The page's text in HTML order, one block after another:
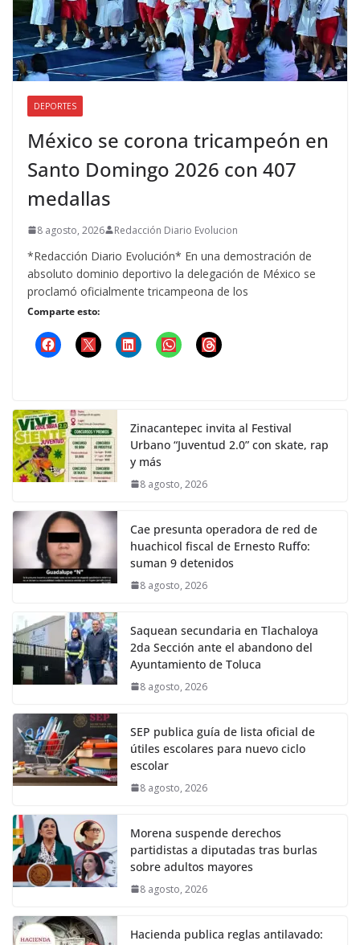
DEPORTES
México se corona tricampeón en
Santo Domingo 2026 con 407
medallas
8 agosto, 2026 Redacción Diario Evolucion
*Redacción Diario Evolución* En una demostración de
absoluto dominio deportivo la delegación de México se
proclamó oficialmente tricampeona de los
Comparte esto:
Zinacantepec invita al Festival
Urbano “Juventud 2.0” con skate, rap
y más
8 agosto, 2026
Cae presunta operadora de red de
huachicol fiscal de Ernesto Ruffo:
suman 9 detenidos
8 agosto, 2026
Saquean secundaria en Tlachaloya
2da Sección ante el abandono del
Ayuntamiento de Toluca
8 agosto, 2026
SEP publica guía de lista oficial de
útiles escolares para nuevo ciclo
escolar
8 agosto, 2026
Morena suspende derechos
partidistas a diputadas tras burlas
sobre adultos mayores
8 agosto, 2026
Hacienda publica reglas antilavado: